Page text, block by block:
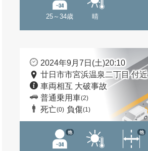
25～34歳 晴
2024年9月7日(土)20:10
廿日市市宮浜温泉二丁目 付近
車両相互 大破事故
普通乗用車(2)
死亡(0) 負傷(1)
他 他